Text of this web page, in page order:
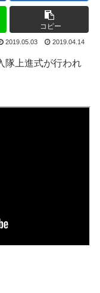
コピー
2019.05.03 2019.04.14
隊上進式が行われ